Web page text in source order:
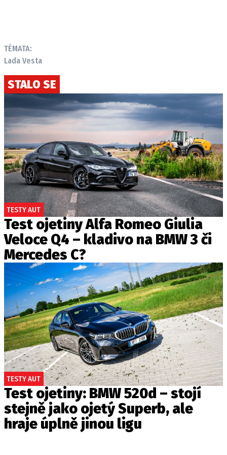
TÉMATA:
Lada Vesta
STALO SE
TESTY AUT
Test ojetiny Alfa Romeo Giulia
Veloce Q4 – kladivo na BMW 3 či
Mercedes C?
TESTY AUT
Test ojetiny: BMW 520d – stojí
stejně jako ojetý Superb, ale
hraje úplně jinou ligu